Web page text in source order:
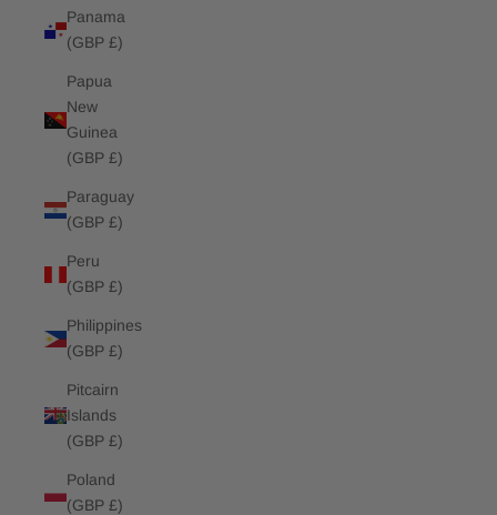
Panama
(GBP £)
Papua
New
Guinea
(GBP £)
Paraguay
(GBP £)
Peru
(GBP £)
Philippines
(GBP £)
Pitcairn
Islands
(GBP £)
Poland
(GBP £)